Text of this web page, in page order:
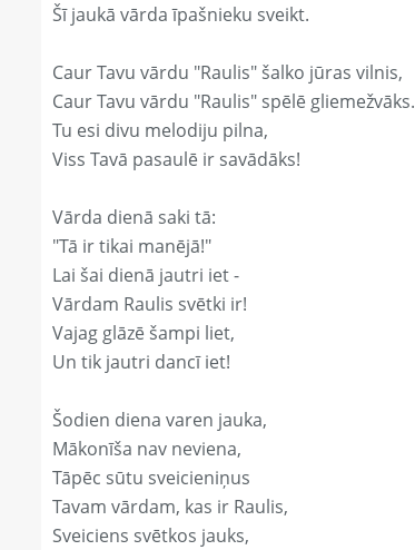
Šī jaukā vārda īpašnieku sveikt.
Caur Tavu vārdu "Raulis" šalko jūras vilnis,
Caur Tavu vārdu "Raulis" spēlē gliemežvāks.
Tu esi divu melodiju pilna,
Viss Tavā pasaulē ir savādāks!
Vārda dienā saki tā:
"Tā ir tikai manējā!"
Lai šai dienā jautri iet -
Vārdam Raulis svētki ir!
Vajag glāzē šampi liet,
Un tik jautri dancī iet!
Šodien diena varen jauka,
Mākonīša nav neviena,
Tāpēc sūtu sveicieniņus
Tavam vārdam, kas ir Raulis,
Sveiciens svētkos jauks,